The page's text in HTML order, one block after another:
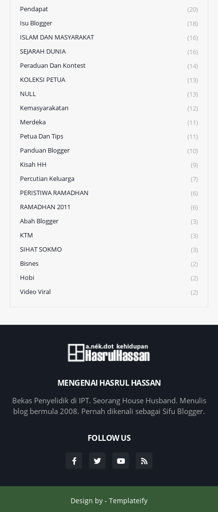
Pendapat
(20)
Isu Blogger
(18)
ISLAM DAN MASYARAKAT
(16)
SEJARAH DUNIA
(16)
Peraduan Dan Kontest
(14)
KOLEKSI PETUA
(13)
NULL
(13)
Kemasyarakatan
(12)
Merdeka
(11)
Petua Dan Tips
(11)
Panduan Blogger
(10)
Kisah HH
(9)
Percutian Keluarga
(7)
PERISTIWA RAMADHAN
(6)
RAMADHAN 2011
(6)
Abah Blogger
(3)
KTM
(3)
SIHAT SOKMO
(3)
Bisnes
(2)
Hobi
(2)
Video Viral
(2)
MENGENAI HASRUL HASSAN
Bekas Penyelidik di IPT. Seorang House Husband. Menulis
blog bermula 2008. Pernah dikenali sebagai Sifu Blogger.
FOLLOW US
Design by - Templateify